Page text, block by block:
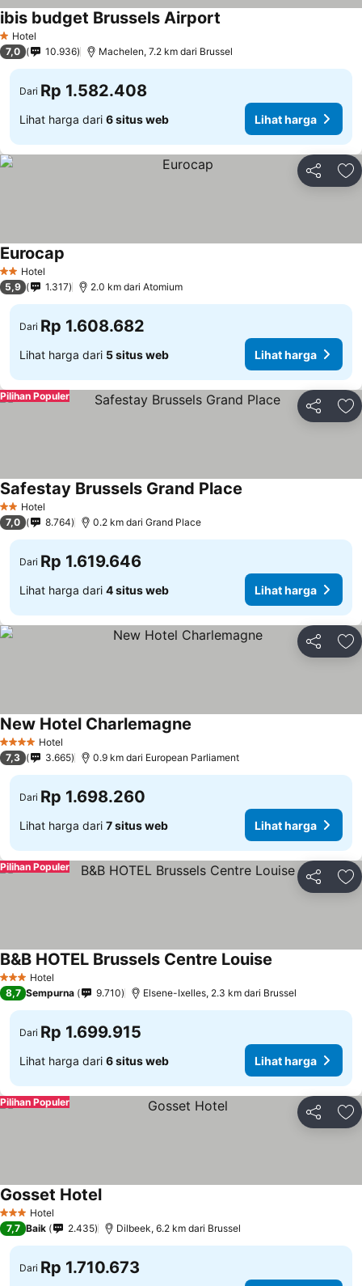
1 Bintang
Hotel
ibis budget Brussels Airport
7,0 10.936 Machelen, 7.2 km dari Brussel
Dari Rp 1.582.408
Lihat harga dari 6 situs web Lihat harga
Bagikan
2 Bintang
Hotel
Eurocap
5,9 1.317 2.0 km dari Atomium
Dari Rp 1.608.682
Lihat harga dari 5 situs web Lihat harga
Bagikan
Pilihan Populer
2 Bintang
Hotel
Safestay Brussels Grand Place
7,0 8.764 0.2 km dari Grand Place
Dari Rp 1.619.646
Lihat harga dari 4 situs web Lihat harga
Bagikan
4 BintangHotel
New Hotel Charlemagne
7,3 3.665 0.9 km dari European Parliament
Dari Rp 1.698.260
Lihat harga dari 7 situs web Lihat harga
Bagikan
Pilihan Populer
3 BintangHotel
B&B HOTEL Brussels Centre Louise
8,7 Sempurna 9.710 Elsene-Ixelles, 2.3 km dari Brussel
Dari Rp 1.699.915
Lihat harga dari 6 situs web Lihat harga
Bagikan
Pilihan Populer
3 BintangHotel
Gosset Hotel
7,7 Baik 2.435 Dilbeek, 6.2 km dari Brussel
Dari Rp 1.710.673